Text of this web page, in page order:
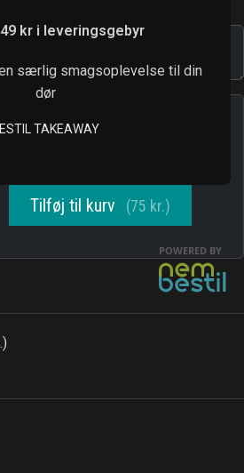
49 kr i leveringsgebyr
særlig smagsoplevelse til din
dør
TAKEAWAY